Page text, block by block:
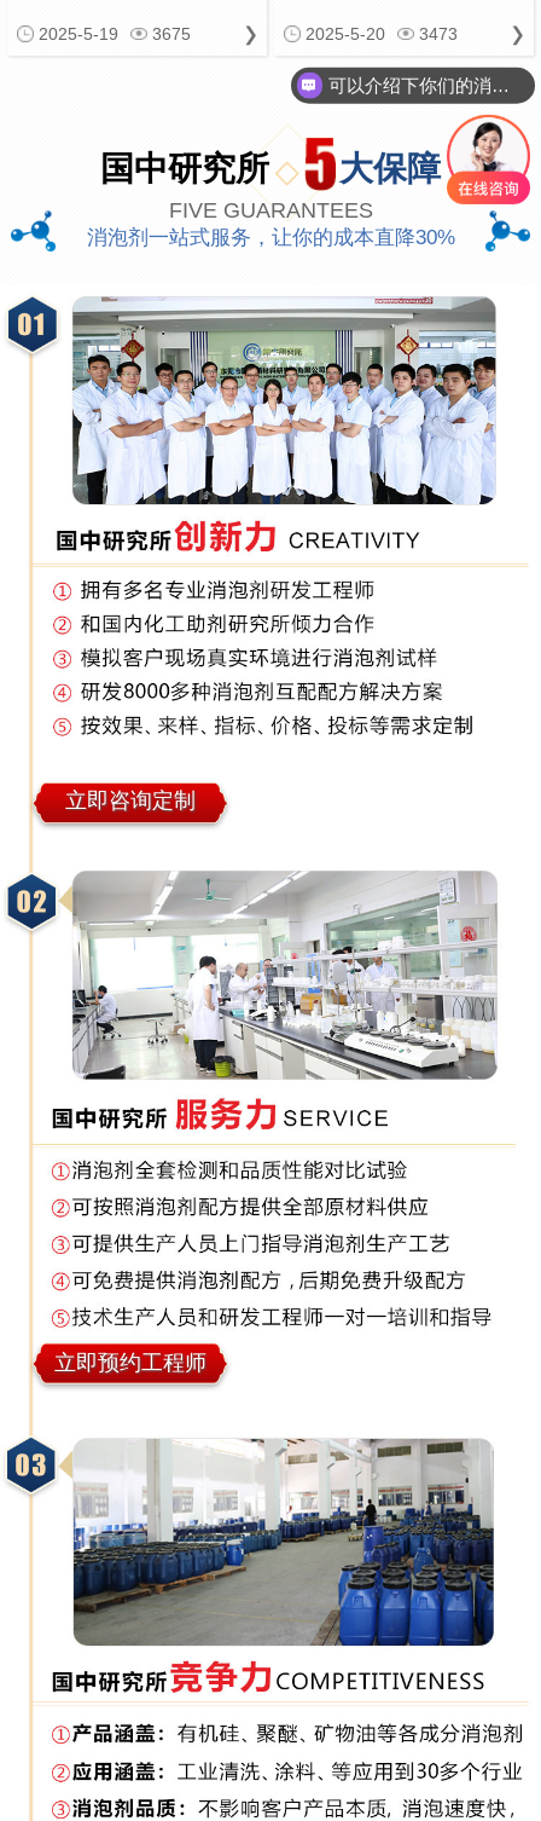
2025-5-19 3675 2025-5-20 3473
国中研究所 大保障
FIVE GUARANTEES
消泡剂一站式服务，让你的成本直降30%
立即咨询定制
立即预约工程师
你们是怎么收费的呢